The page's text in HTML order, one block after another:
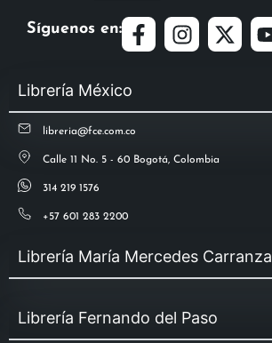
Síguenos en:
Librería México
libreria@fce.com.co
Calle 11 No. 5 - 60 Bogotá, Colombia
314 219 1576
+57 601 283 2200
Librería María Mercedes Carranza
Librería Fernando del Paso